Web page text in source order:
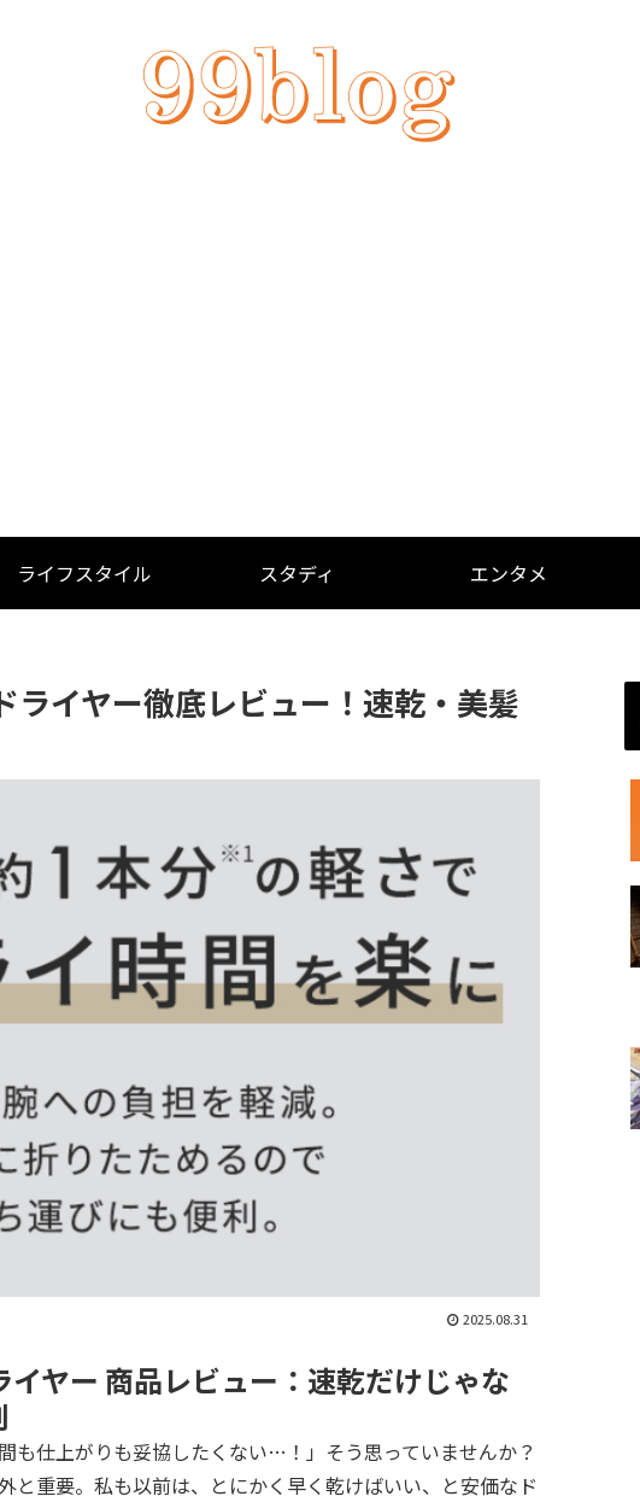
ライフスタイル スタディ エンタメ
ライヤー徹底レビュー！速乾・美髪
2025.08.31
ヤー 商品レビュー：速乾だけじゃな
も仕上がりも妥協したくない…！」そう思っていませんか？
と重要。私も以前は、とにかく早く乾けばいい、と安価なド